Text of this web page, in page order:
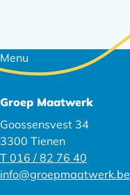
Footer
navigatie
Menu
Groep Maatwerk
Goossensvest 34
3300 Tienen
T 016 / 82 76 40
info@groepmaatwerk.be